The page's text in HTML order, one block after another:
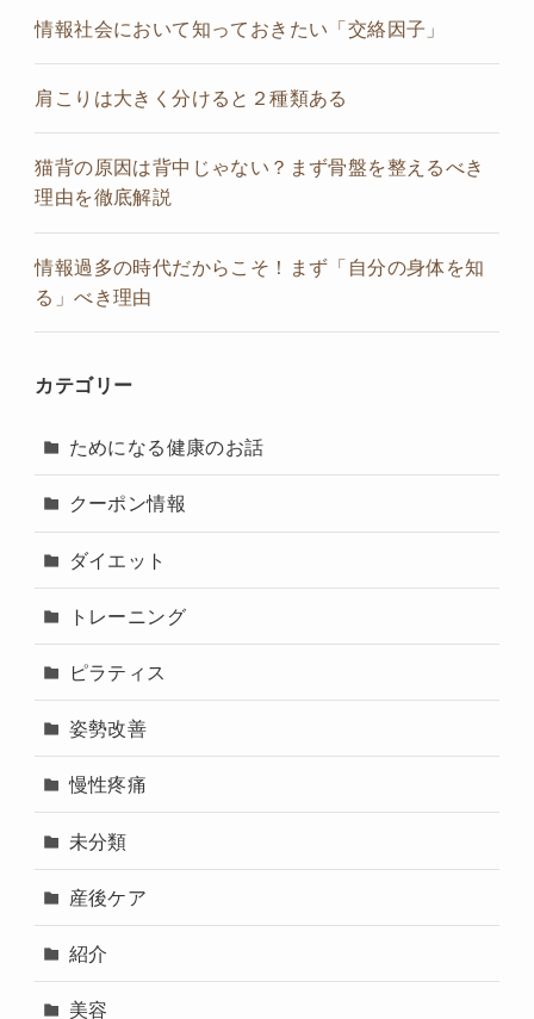
情報社会において知っておきたい「交絡因子」
肩こりは大きく分けると２種類ある
猫背の原因は背中じゃない？まず骨盤を整えるべき
理由を徹底解説
情報過多の時代だからこそ！まず「自分の身体を知
る」べき理由
カテゴリー
ためになる健康のお話
クーポン情報
ダイエット
トレーニング
ピラティス
姿勢改善
慢性疼痛
未分類
産後ケア
紹介
美容